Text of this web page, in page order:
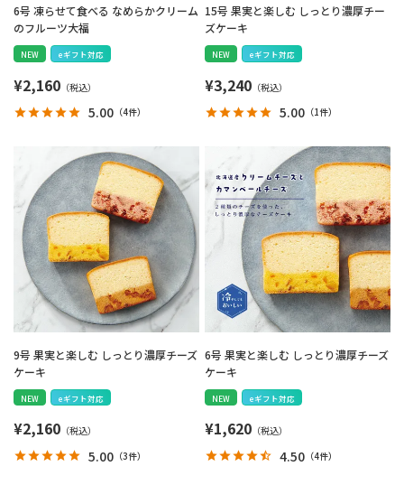
6号 凍らせて食べる なめらかクリーム
のフルーツ大福
NEW eギフト対応
¥2,160
5.00 （4件）
15号 果実と楽しむ しっとり濃厚チー
ズケーキ
NEW eギフト対応
¥3,240
5.00 （1件）
9号 果実と楽しむ しっとり濃厚チーズ
ケーキ
NEW eギフト対応
¥2,160
5.00 （3件）
6号 果実と楽しむ しっとり濃厚チーズ
ケーキ
NEW eギフト対応
¥1,620
4.50 （4件）